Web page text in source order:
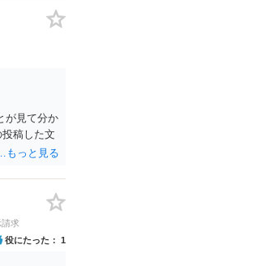
が見て分か
稿した文
請求が進
。 →ケー
方の請求
請求
役にたった 1